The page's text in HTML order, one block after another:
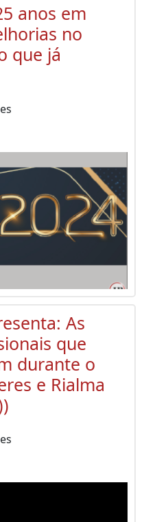
anos em
no
que já
As
que
durante o
e Rialma